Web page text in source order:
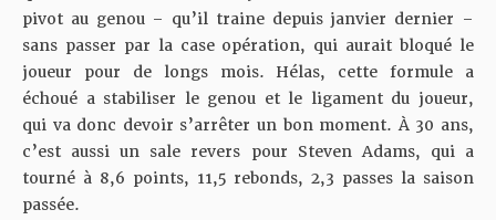
pivot au genou – qu’il traine depuis janvier dernier –
sans passer par la case opération, qui aurait bloqué le
joueur pour de longs mois. Hélas, cette formule a
échoué a stabiliser le genou et le ligament du joueur,
qui va donc devoir s’arrêter un bon moment. À 30 ans,
c’est aussi un sale revers pour Steven Adams, qui a
tourné à 8,6 points, 11,5 rebonds, 2,3 passes la saison
passée.